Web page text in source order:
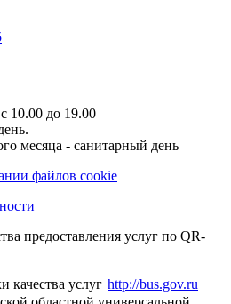
10.00 до 19.00
месяца - санитарный день
файлов cookie
предоставления услуг по QR-
http://bus.gov.ru